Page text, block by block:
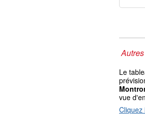
Le
vue
Cliquez